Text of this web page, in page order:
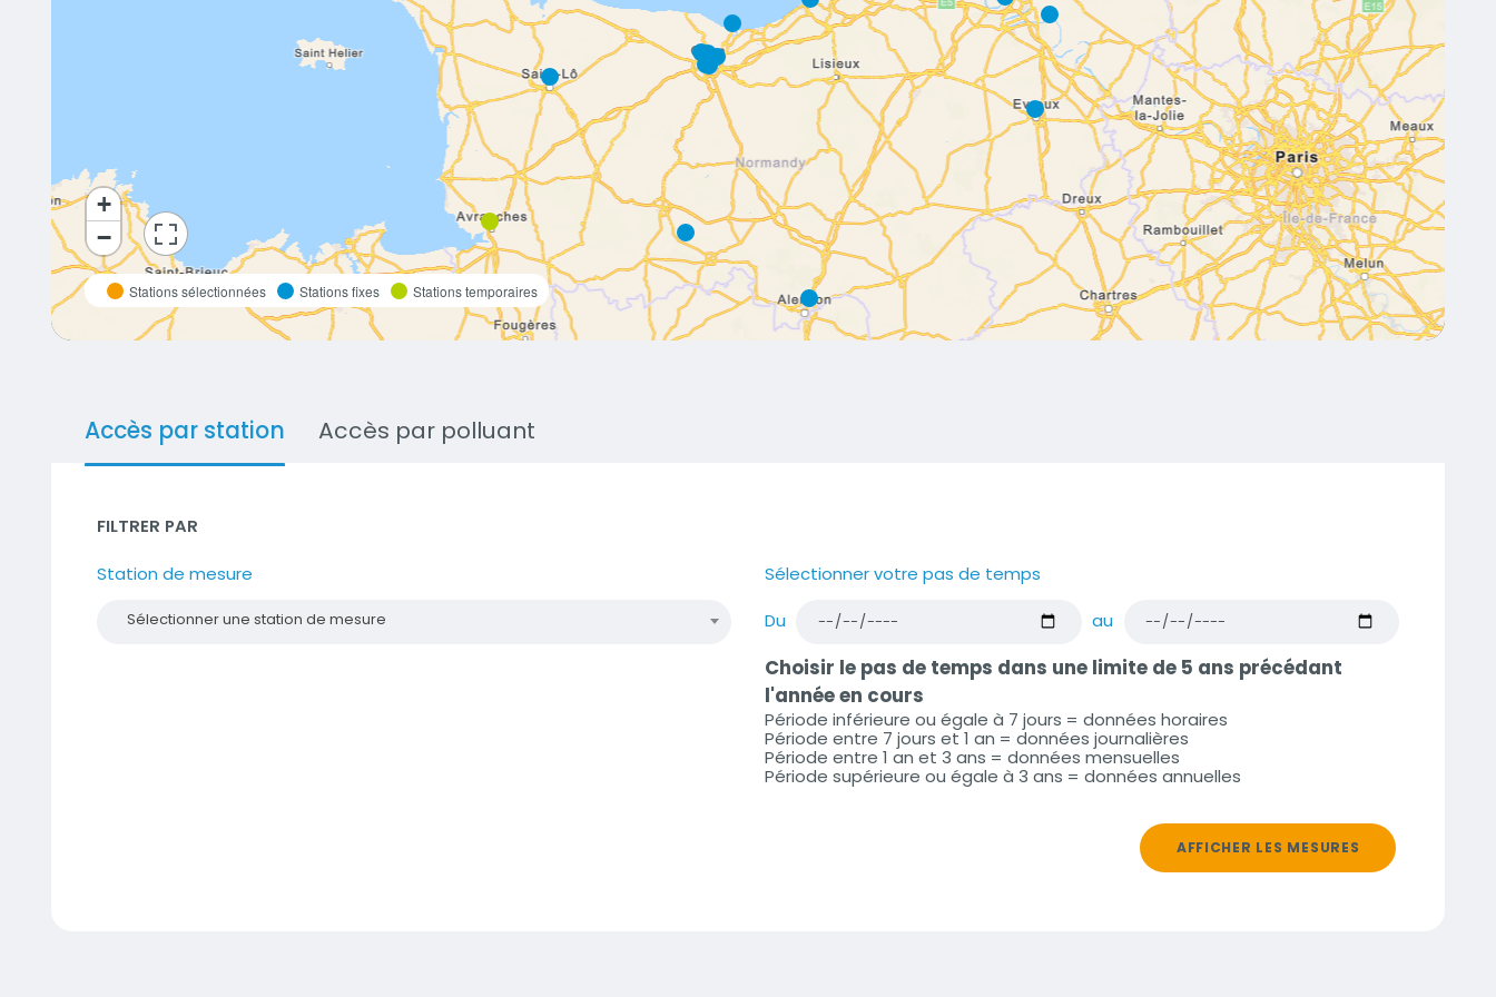
Stations sélectionnées Stations fixes Stations temporaires
bouton d'actions
+
−
Accès par station Accès par polluant
FILTRER PAR
Station de mesure
Sélectionner une station de mesure
Sélectionner votre pas de temps
Du
au
Choisir le pas de temps dans une limite de 5 ans précédant
l'année en cours
Période inférieure ou égale à 7 jours = données horaires
Période entre 7 jours et 1 an = données journalières
Période entre 1 an et 3 ans = données mensuelles
Période supérieure ou égale à 3 ans = données annuelles
AFFICHER LES MESURES